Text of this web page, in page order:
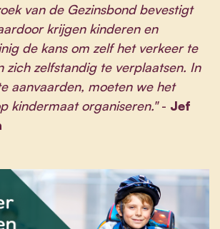
van de Gezinsbond bevestigt
krijgen kinderen en
de kans om zelf het verkeer te
zich zelfstandig te verplaatsen. In
aanvaarden, moeten we het
kindermaat organiseren."- Jef